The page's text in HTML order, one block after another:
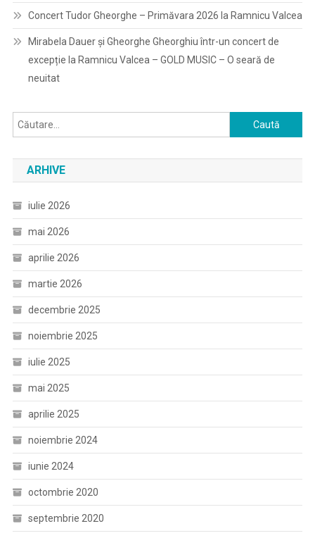
Concert Tudor Gheorghe – Primăvara 2026 la Ramnicu Valcea
Mirabela Dauer și Gheorghe Gheorghiu într-un concert de
excepție la Ramnicu Valcea – GOLD MUSIC – O seară de
neuitat
Caută
după:
ARHIVE
iulie 2026
mai 2026
aprilie 2026
martie 2026
decembrie 2025
noiembrie 2025
iulie 2025
mai 2025
aprilie 2025
noiembrie 2024
iunie 2024
octombrie 2020
septembrie 2020